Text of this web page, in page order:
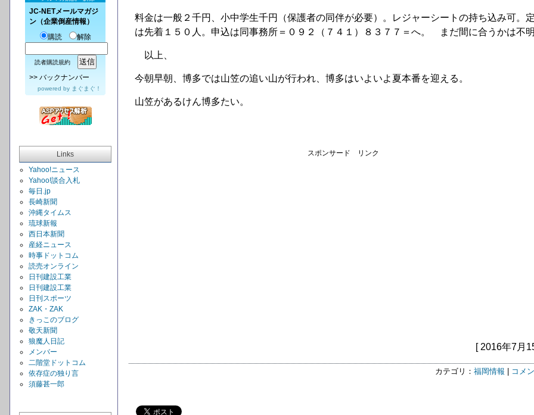
JC-NETメールマガジ
ン（企業倒産情報）
購読
解除
読者購読規約
>> バックナンバー
powered by まぐまぐ！
Links
Yahoo!ニュース
Yahoo!談合入札
毎日.jp
長崎新聞
沖縄タイムス
琉球新報
西日本新聞
産経ニュース
時事ドットコム
読売オンライン
日刊建設工業
日刊建設工業
日刊スポーツ
ZAK・ZAK
きっこのブログ
敬天新聞
狼魔人日記
メンバー
二階堂ドットコム
依存症の独り言
須藤甚一郎
料金は一般２千円、小中学生千円（保護者の同伴が必要）。レジャーシートの持ち込み可。
は先着１５０人。申込は同事務所＝０９２（７４１）８３７７＝へ。 まだ間に合うかは不明
以上、
今朝早朝、博多では山笠の追い山が行われ、博多はいよいよ夏本番を迎える。
山笠があるけん博多たい。
スポンサード リンク
[ 2016年7月
カテゴリ： 福岡情報 コメ